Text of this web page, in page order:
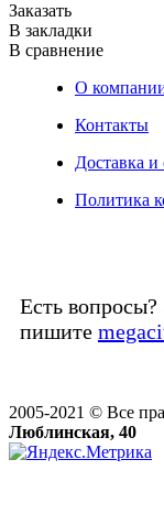
Заказать
В закладки
В сравнение
О
Контакты
Доставка и
Политика
Есть вопросы?
пишите
2005-2021 © Все
Люблинская, 40